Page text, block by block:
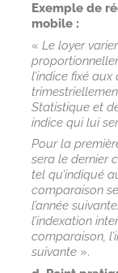
Exemple de
mobile :
« Le loyer
l’indice fixé
Statistique et
indice qui lui
Pour la
sera le dernier
tel qu’indiqué
comparaison
l’année
l’indexation
comparaison,
suivante».